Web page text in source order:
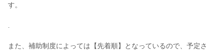
す。
また、補助制度によっては【先着順】となっているので、予定さ